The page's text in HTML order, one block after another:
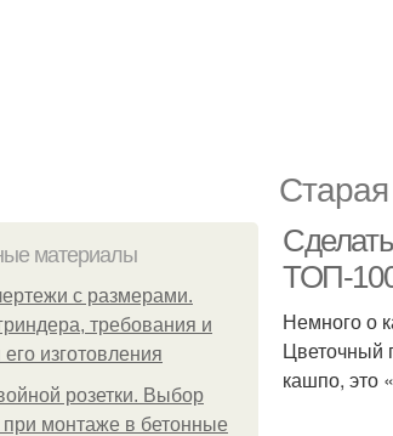
материалы
с размерами.
требования и
изготовления
розетки. Выбор
при монтаже в бетонные
ТОП-
Немного о
Цветочный
кашпо, это